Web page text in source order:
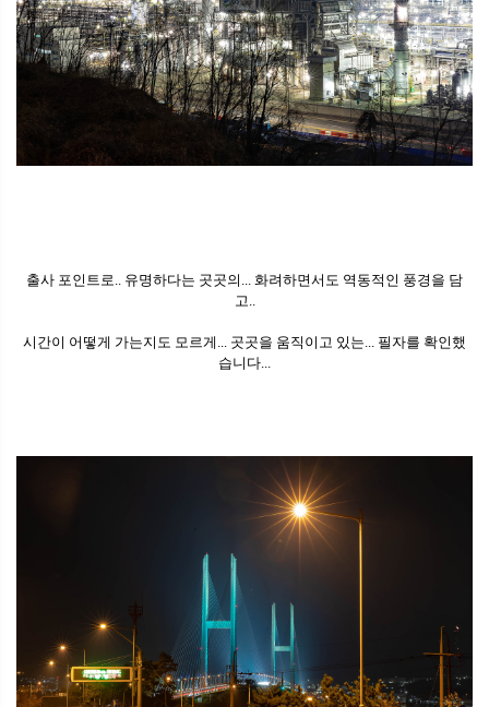
출사 포인트로.. 유명하다는 곳곳의... 화려하면서도 역동적인 풍경을 담
고..
시간이 어떻게 가는지도 모르게... 곳곳을 움직이고 있는... 필자를 확인했
습니다...